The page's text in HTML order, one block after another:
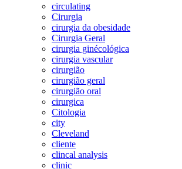
circulating
Cirurgia
cirurgia da obesidade
Cirurgia Geral
cirurgia ginécológica
cirurgia vascular
cirurgião
cirurgião geral
cirurgião oral
cirurgica
Citologia
city
Cleveland
cliente
clincal analysis
clinic